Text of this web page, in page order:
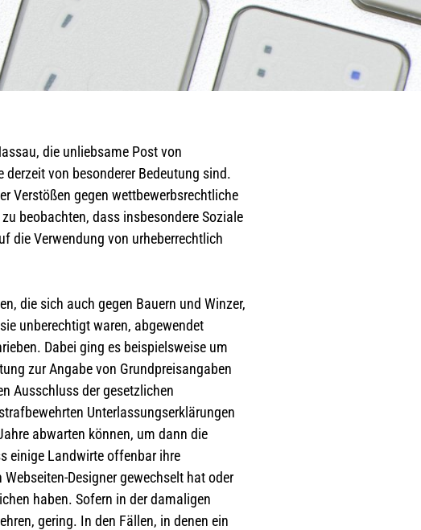
die unliebsame Post von
von besonderer Bedeutung sind.
Verstößen gegen wettbewerbsrechtliche
beobachten, dass insbesondere Soziale
die Verwendung von urheberrechtlich
die sich auch gegen Bauern und Winzer,
unberechtigt waren, abgewendet
Dabei ging es beispielsweise um
zur Angabe von Grundpreisangaben
Ausschluss der gesetzlichen
Unterlassungserklärungen
abwarten können, um dann die
einige Landwirte offenbar ihre
Designer gewechselt hat oder
haben. Sofern in der damaligen
gering. In den Fällen, in denen ein